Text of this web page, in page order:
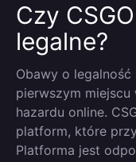
Czy
legalne?
Obawy o
pierwszym
hazardu online.
platform, które
Platforma jest